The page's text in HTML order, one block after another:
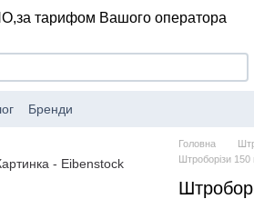
за тарифом Вашого оператора
Бренди
Головна
Штроборізи